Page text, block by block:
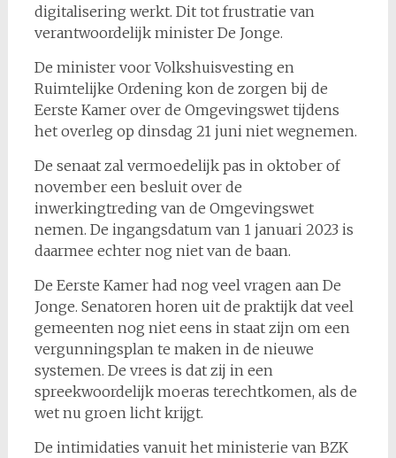
digitalisering werkt. Dit tot frustratie van
verantwoordelijk minister De Jonge.
De minister voor Volkshuisvesting en
Ruimtelijke Ordening kon de zorgen bij de
Eerste Kamer over de Omgevingswet tijdens
het overleg op dinsdag 21 juni niet wegnemen.
De senaat zal vermoedelijk pas in oktober of
november een besluit over de
inwerkingtreding van de Omgevingswet
nemen. De ingangsdatum van 1 januari 2023 is
daarmee echter nog niet van de baan.
De Eerste Kamer had nog veel vragen aan De
Jonge. Senatoren horen uit de praktijk dat veel
gemeenten nog niet eens in staat zijn om een
vergunningsplan te maken in de nieuwe
systemen. De vrees is dat zij in een
spreekwoordelijk moeras terechtkomen, als de
wet nu groen licht krijgt.
De intimidaties vanuit het ministerie van BZK